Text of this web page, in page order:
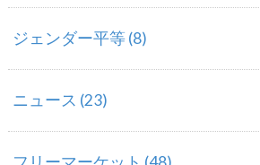
ジェンダー平等(8)
ニュース (23)